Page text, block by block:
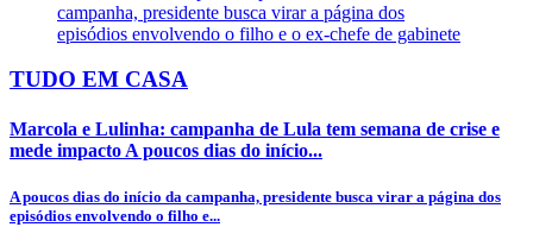
TUDO EM CASA
Marcola e Lulinha: campanha de Lula tem semana de crise e
mede impacto A poucos dias do início...
A poucos dias do início da campanha, presidente busca virar a página dos
episódios envolvendo o filho e...